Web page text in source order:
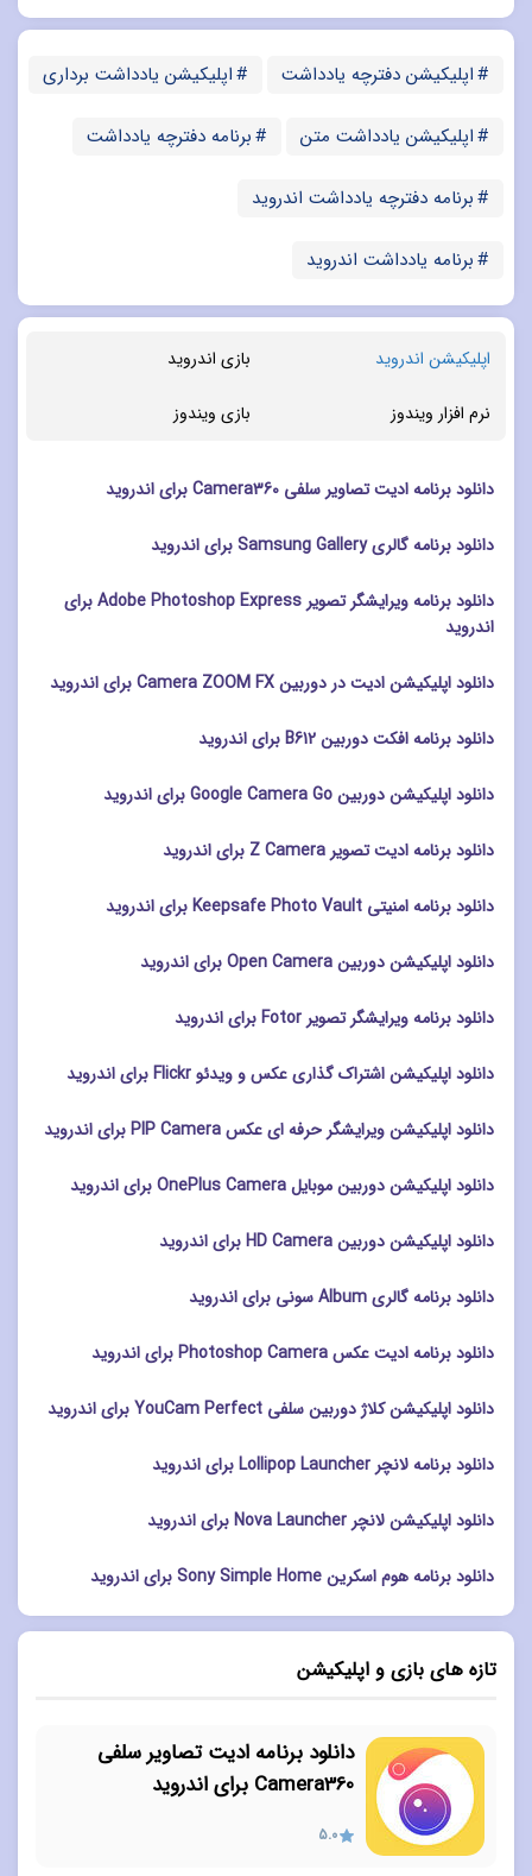
اپلیکیشن دفترچه یادداشت اپلیکیشن یادداشت برداری
اپلیکیشن یادداشت متن برنامه دفترچه یادداشت
برنامه دفترچه یادداشت اندروید
برنامه یادداشت اندروید
اپلیکیشن اندروید بازی اندروید
نرم افزار ویندوز بازی ویندوز
دانلود برنامه ادیت تصاویر سلفی Camera360 برای اندروید
دانلود برنامه گالری Samsung Gallery برای اندروید
دانلود برنامه ویرایشگر تصویر Adobe Photoshop Express برای
اندروید
دانلود اپلیکیشن ادیت در دوربین Camera ZOOM FX برای اندروید
دانلود برنامه افکت دوربین B612 برای اندروید
دانلود اپلیکیشن دوربین Google Camera Go برای اندروید
دانلود برنامه ادیت تصویر Z Camera برای اندروید
دانلود برنامه امنیتی Keepsafe Photo Vault برای اندروید
دانلود اپلیکیشن دوربین Open Camera برای اندروید
دانلود برنامه ویرایشگر تصویر Fotor برای اندروید
دانلود اپلیکیشن اشتراک گذاری عکس و ویدئو Flickr برای اندروید
دانلود اپلیکیشن ویرایشگر حرفه ای عکس PIP Camera برای اندروید
دانلود اپلیکیشن دوربین موبایل OnePlus Camera برای اندروید
دانلود اپلیکیشن دوربین HD Camera برای اندروید
دانلود برنامه گالری Album سونی برای اندروید
دانلود برنامه ادیت عکس Photoshop Camera برای اندروید
دانلود اپلیکیشن کلاژ دوربین سلفی YouCam Perfect برای اندروید
دانلود برنامه لانچر Lollipop Launcher برای اندروید
دانلود اپلیکیشن لانچر Nova Launcher برای اندروید
دانلود برنامه هوم اسکرین Sony Simple Home برای اندروید
تازه های بازی و اپلیکیشن
دانلود برنامه ادیت تصاویر سلفی
Camera360 برای اندروید
5.0